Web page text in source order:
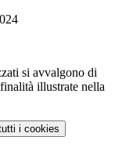
si avvalgono di
illustrate nella
i cookies